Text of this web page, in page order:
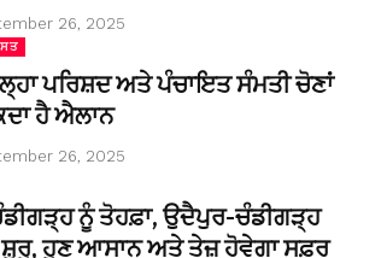
26, 2025
ਪਰਿਸ਼ਦ ਅਤੇ ਪੰਚਾਇਤ ਸੰਮਤੀ ਚੋਣਾਂ
ਹੈ ਐਲਾਨ
26, 2025
ਨੂੰ ਤੋਹਫ਼ਾ, ਉਦੈਪੁਰ-ਚੰਡੀਗੜ੍ਹ
ਸ਼ੁਰੂ, ਹੁਣ ਆਸਾਨ ਅਤੇ ਤੇਜ਼ ਹੋਵੇਗਾ ਸਫ਼ਰ